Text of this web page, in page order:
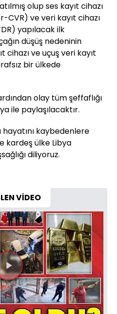
olup ses kayıt cihazı
ve veri kayıt cihazı
yapılacak ilk
düşüş nedeninin
cihazı ve uçuş veri kayıt
bir ülkede
olay tüm şeffaflığı
ile paylaşılacaktır.
kaybedenlere
kardeş ülke Libya
diliyoruz.
VİDEO
Videoyu
Oynat